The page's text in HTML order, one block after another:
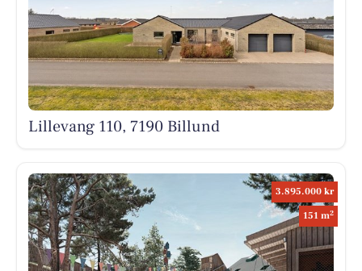
Lillevang 110, 7190 Billund
3.895.000 kr
151 m2